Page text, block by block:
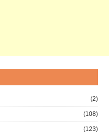
(2)
(108)
(123)